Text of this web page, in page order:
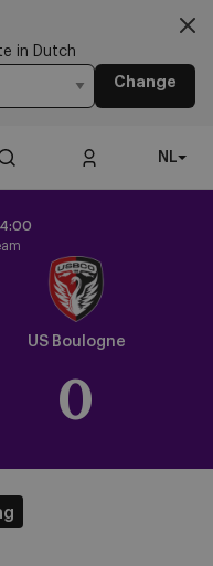
in Dutch
Change
NL
Crest
Dark
US Boulogne
0